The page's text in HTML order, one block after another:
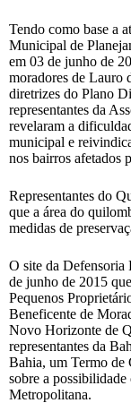
Tendo como base a
Municipal de
em 03 de junho de
moradores de Lauro
diretrizes do Plano
representantes da
revelaram a
municipal e
nos bairros afetados
Representantes do
que a área do
medidas de
O site da Defensoria
de junho de 2015
Pequenos
Beneficente de
Novo Horizonte de
representantes da
Bahia, um Termo de
sobre a
Metropolitana.